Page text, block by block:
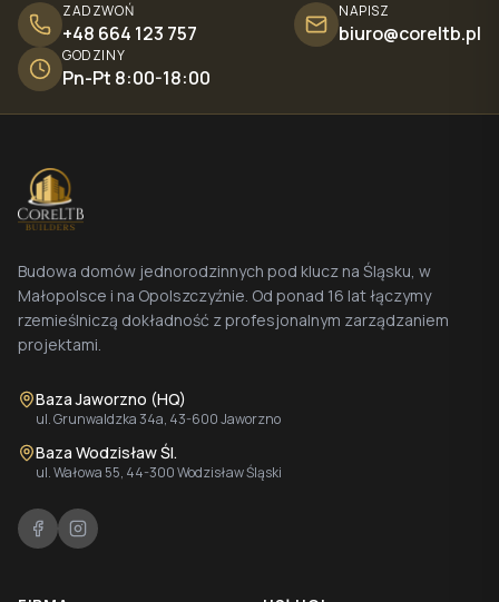
ZADZWOŃ
+48 664 123 757
NAPISZ
biuro@coreltb.pl
GODZINY
Pn-Pt 8:00-18:00
Budowa domów jednorodzinnych pod klucz na Śląsku, w
Małopolsce i na Opolszczyźnie. Od ponad 16 lat łączymy
rzemieślniczą dokładność z profesjonalnym zarządzaniem
projektami.
Baza Jaworzno (HQ)
ul. Grunwaldzka 34a, 43-600 Jaworzno
Baza Wodzisław Śl.
ul. Wałowa 55, 44-300 Wodzisław Śląski